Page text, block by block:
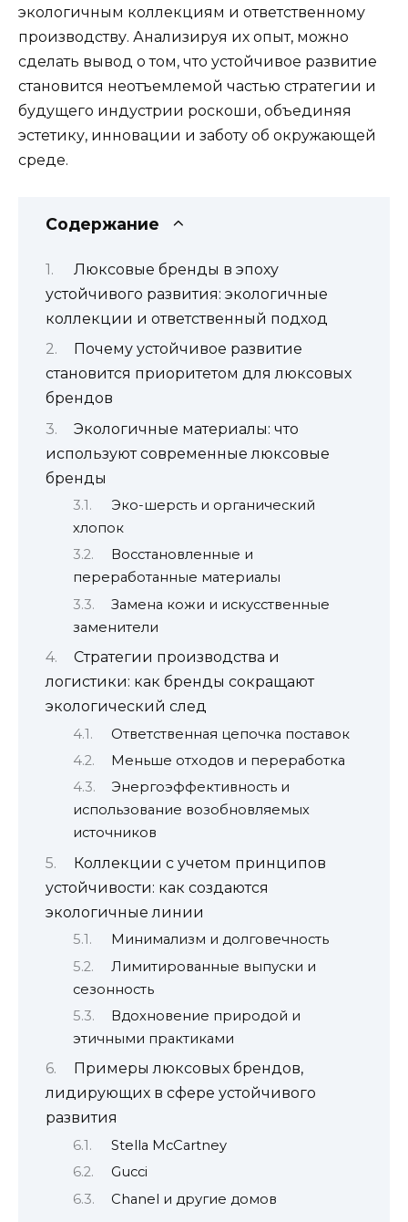
экологичным коллекциям и ответственному
производству. Анализируя их опыт, можно
сделать вывод о том, что устойчивое развитие
становится неотъемлемой частью стратегии и
будущего индустрии роскоши, объединяя
эстетику, инновации и заботу об окружающей
среде.
Содержание
Люксовые бренды в эпоху
устойчивого развития: экологичные
коллекции и ответственный подход
Почему устойчивое развитие
становится приоритетом для люксовых
брендов
Экологичные материалы: что
используют современные люксовые
бренды
Эко-шерсть и органический
хлопок
Восстановленные и
переработанные материалы
Замена кожи и искусственные
заменители
Стратегии производства и
логистики: как бренды сокращают
экологический след
Ответственная цепочка поставок
Меньше отходов и переработка
Энергоэффективность и
использование возобновляемых
источников
Коллекции с учетом принципов
устойчивости: как создаются
экологичные линии
Минимализм и долговечность
Лимитированные выпуски и
сезонность
Вдохновение природой и
этичными практиками
Примеры люксовых брендов,
лидирующих в сфере устойчивого
развития
Stella McCartney
Gucci
Chanel и другие домов